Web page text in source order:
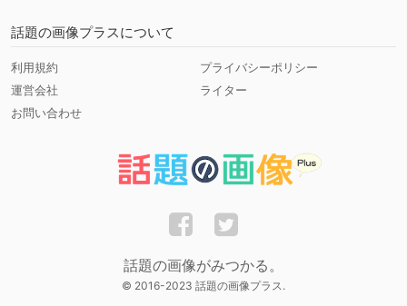
話題の画像プラスについて
利用規約
プライバシーポリシー
運営会社
ライター
お問い合わせ
話題の画像がみつかる。
© 2016-2023 話題の画像プラス.